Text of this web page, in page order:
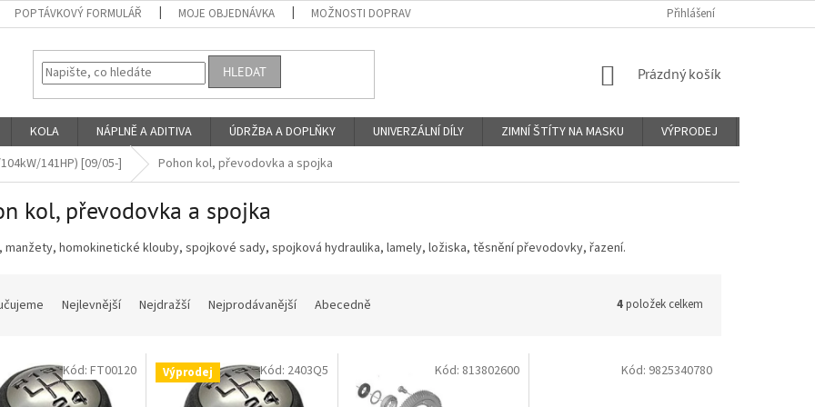
POPTÁVKOVÝ FORMULÁŘ MOJE OBJEDNÁVKA MOŽNOSTI DOPRAVY A PLATBY PROČ VIN KÓD? O NÁS
Přihlášení
HLEDAT
NÁKUPNÍ
Prázdný košík
KOLA NÁPLNĚ A ADITIVA ÚDRŽBA A DOPLŇKY UNIVERZÁLNÍ DÍLY ZIMNÍ ŠTÍTY NA MASKU VÝPRODEJ
141HP) [09/05-] Pohon kol, převodovka a spojka
kol, převodovka a spojka
manžety, homokinetické klouby, spojkové sady, spojková hydraulika, lamely, ložiska, těsnění převodovky, řazení.
Nejlevnější Nejdražší Nejprodávanější Abecedně 4položek celkem
Kód: FT00120 Výprodej Kód: 2403Q5 Kód: 813802600 Kód: 9825340780